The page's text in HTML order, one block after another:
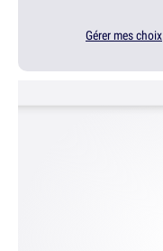
Gérer mes choix